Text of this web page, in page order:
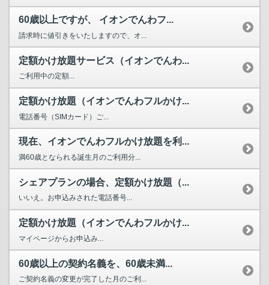
60歳以上ですが、 イオンでんわフ...
請求時に値引きをいたしますので、オ...
定額かけ放題サービス（イオンでんわ...
ご利用中の定額...
定額かけ放題（イオンでんわフルかけ...
電話番号（SIMカード）ご...
現在、イオンでんわフルかけ放題を利...
満60歳となられる誕生月のご利用分...
シェアプランの場合、定額かけ放題（...
いいえ。お申込みされた電話番号...
定額かけ放題（イオンでんわフルかけ...
マイページからお申込み...
60歳以上の契約名義を、60歳未満...
ご契約名義の変更が完了した月のご利...